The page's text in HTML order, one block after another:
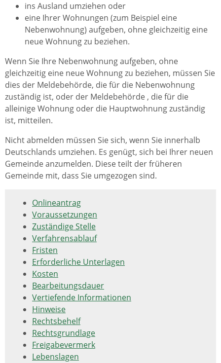
ins Ausland umziehen oder
eine Ihrer Wohnungen (zum Beispiel eine
Nebenwohnung) aufgeben, ohne gleichzeitig eine
neue Wohnung zu beziehen.
Wenn Sie Ihre Nebenwohnung aufgeben, ohne
gleichzeitig eine neue Wohnung zu beziehen, müssen Sie
dies der Meldebehörde, die für die Nebenwohnung
zuständig ist, oder der Meldebehörde , die für die
alleinige Wohnung oder die Hauptwohnung zuständig
ist, mitteilen.
Nicht abmelden müssen Sie sich, wenn Sie innerhalb
Deutschlands umziehen. Es genügt, sich bei Ihrer neuen
Gemeinde anzumelden. Diese teilt der früheren
Gemeinde mit, dass Sie umgezogen sind.
Onlineantrag
Voraussetzungen
Zuständige Stelle
Verfahrensablauf
Fristen
Erforderliche Unterlagen
Kosten
Bearbeitungsdauer
Vertiefende Informationen
Hinweise
Rechtsbehelf
Rechtsgrundlage
Freigabevermerk
Lebenslagen